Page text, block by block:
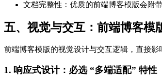
文档完整性：优质的前端博客模版会附
五、视觉与交互：前端博客模
前端博客模版的视觉设计与交互逻辑，直接影
1. 响应式设计：必选 “多端适配” 特性